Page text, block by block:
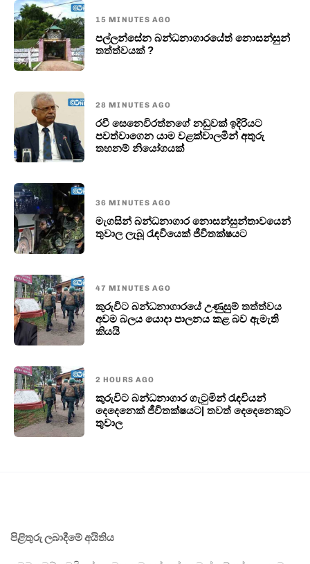
15 MINUTES AGO
පල්ලන්සේන බන්ධනාගාරයේත් නොසන්සුන්
තත්ත්වයක් ?
28 MINUTES AGO
රවී සෙනෙවිරත්නගේ නඩුවක් ඉදිරියට
පවත්වාගෙන යාම වළක්වාලමින් අතුරු
තහනම් නියෝගයක්
36 MINUTES AGO
මැගසින් බන්ධනාගාර නොසන්සුන්තාවයෙන්
තුවාල ලැබූ රැඳවියෙක් ජීවිතක්ෂයට
47 MINUTES AGO
කුරුවිට බන්ධනාගාරයේ උණුසුම් තත්ත්වය
අවම බලය යොදා පාලනය කළ බව ඇමැති
කියයි
2 HOURS AGO
කුරුවිට බන්ධනාගාර ගැටුමින් රැඳවියන්
දෙදෙනෙක් ජීවිතක්ෂයට| තවත් දෙදෙනෙකුට
තුවාල
පිළිතුරු ලබාදීමේ අයිතිය